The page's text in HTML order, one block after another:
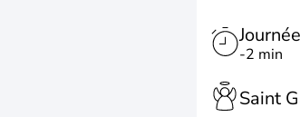
Journée
-2 min
Saint